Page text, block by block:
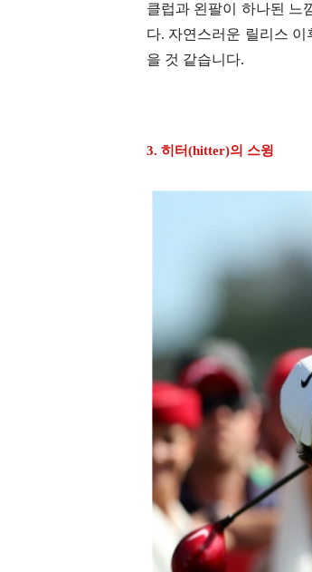
클럽과 왼팔이 하나된 느
다. 자연스러운 릴리스
을 것 같습니다.
3. 히터(hitter)의 스윙